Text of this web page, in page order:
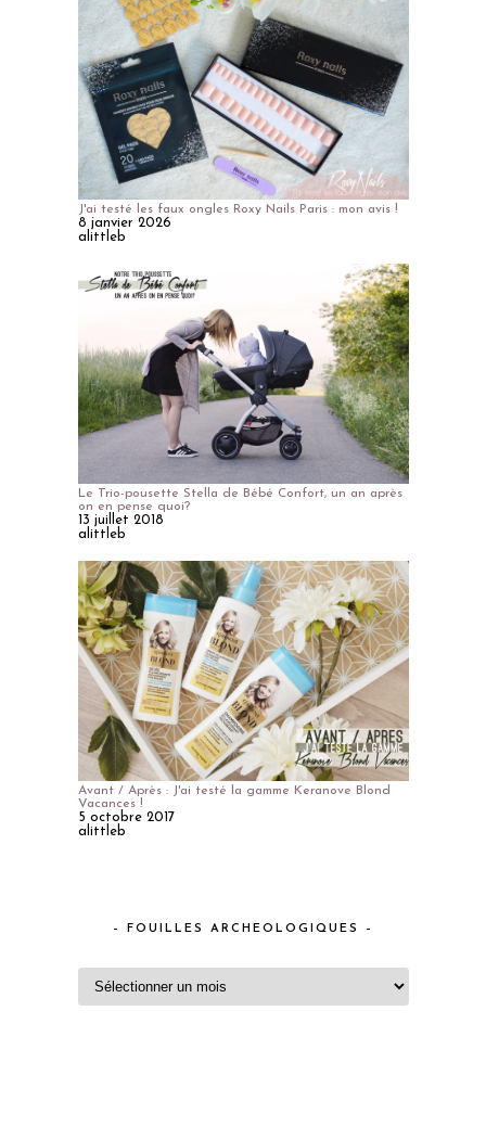
J'ai testé les faux ongles Roxy Nails Paris : mon avis !
8 janvier 2026
alittleb
Le Trio-pousette Stella de Bébé Confort, un an après
on en pense quoi?
13 juillet 2018
alittleb
Avant / Après : J'ai testé la gamme Keranove Blond
Vacances !
5 octobre 2017
alittleb
– FOUILLES ARCHEOLOGIQUES –